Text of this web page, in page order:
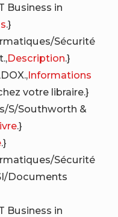
Business in
.}
Sécurité
Description.}
Informations
votre libraire.}
S/Southworth &
.}
.}
Sécurité
Documents
Business in